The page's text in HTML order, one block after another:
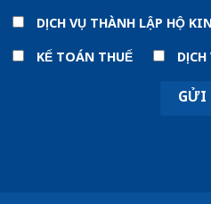
DỊCH VỤ THÀNH LẬP HỘ
KẾ TOÁN THUẾ